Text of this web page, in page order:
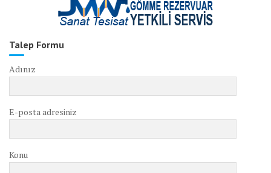
Talep Formu
Adınız
E-posta adresiniz
Konu